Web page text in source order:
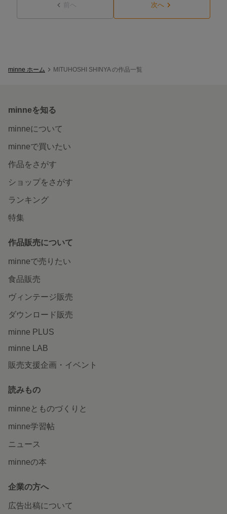
前へ 次へ
minne ホーム MITUHOSHI SHINYA の作品一覧
minneを知る
minneについて
minneで買いたい
作品をさがす
ショップをさがす
ランキング
特集
作品販売について
minneで売りたい
食品販売
ヴィンテージ販売
ダウンロード販売
minne PLUS
minne LAB
販売支援企画・イベント
読みもの
minneとものづくりと
minne学習帖
ニュース
minneの本
企業の方へ
広告出稿について